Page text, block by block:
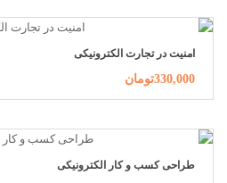
امنیت در تجارت الکترونیکی
330,000تومان
طراحی کسب و کار الکترونیکی